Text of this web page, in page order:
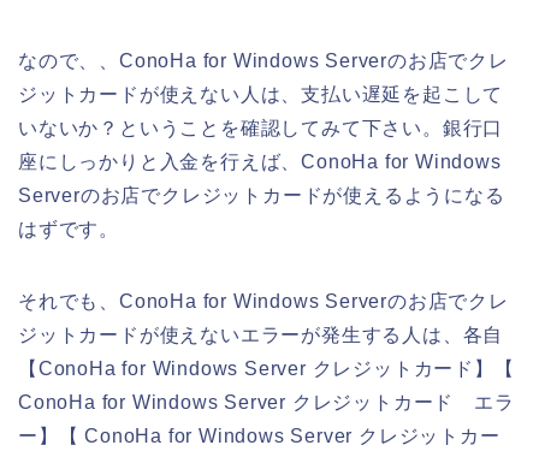
なので、、ConoHa for Windows Serverのお店でクレ
ジットカードが使えない人は、支払い遅延を起こして
いないか？ということを確認してみて下さい。銀行口
座にしっかりと入金を行えば、ConoHa for Windows
Serverのお店でクレジットカードが使えるようになる
はずです。
それでも、ConoHa for Windows Serverのお店でクレ
ジットカードが使えないエラーが発生する人は、各自
【ConoHa for Windows Server クレジットカード】【
ConoHa for Windows Server クレジットカード エラ
ー】【 ConoHa for Windows Server クレジットカー